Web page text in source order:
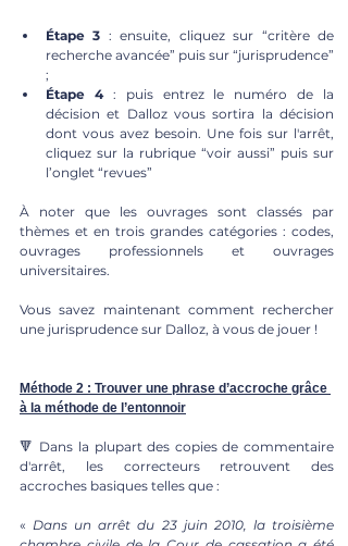
Étape 3 : ensuite, cliquez sur “critère de
recherche avancée” puis sur “jurisprudence”
;
Étape 4 : puis entrez le numéro de la
décision et Dalloz vous sortira la décision
dont vous avez besoin. Une fois sur l'arrêt,
cliquez sur la rubrique “voir aussi” puis sur
l’onglet “revues”
À noter que les ouvrages sont classés par
thèmes et en trois grandes catégories : codes,
ouvrages professionnels et ouvrages
universitaires.
Vous savez maintenant comment rechercher
une jurisprudence sur Dalloz, à vous de jouer !
Méthode 2 : Trouver une phrase d’accroche grâce
à la méthode de l’entonnoir
🔻 Dans la plupart des copies de commentaire
d'arrêt, les correcteurs retrouvent des
accroches basiques telles que :
« Dans un arrêt du 23 juin 2010, la troisième